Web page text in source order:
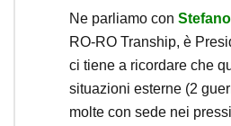
Ne parliamo con
RO-RO Tranship, è
ci tiene a ricordare che
situazioni esterne (2
molte con sede nei